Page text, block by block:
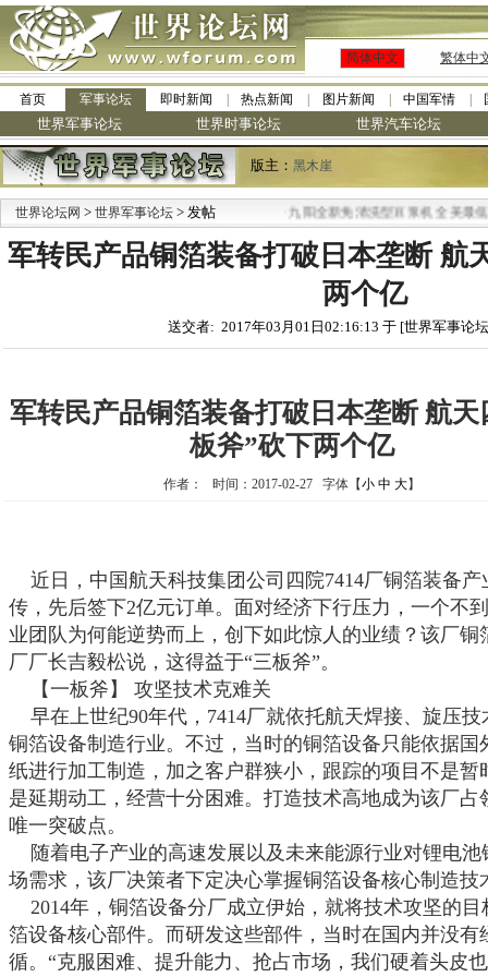
简体中文 繁体中
首页 军事论坛 即时新闻 热点新闻 图片新闻 中国军情
世界军事论坛 世界时事论坛 世界汽车论坛
版主： 黑木崖
世界论坛网 > 世界军事论坛 > 发帖 九阳全新免清洗型豆浆机 全美最低
军转民产品铜箔装备打破日本垄断 航
两个亿
送交者: 2017年03月01日02:16:13 于 [世界军事论
军转民产品铜箔装备打破日本垄断 航天
板斧”砍下两个亿
作者： 时间：2017-02-27 字体【小 中 大】
近日，中国航天科技集团公司四院7414厂铜箔装备产
传，先后签下2亿元订单。面对经济下行压力，一个不到
业团队为何能逆势而上，创下如此惊人的业绩？该厂铜
厂厂长吉毅松说，这得益于“三板斧”。
【一板斧】
攻坚技术克难关
早在上世纪90年代， 7414厂就依托航天焊接、旋压技
铜箔设备制造行业。不过，当时的铜箔设备只能依据国
纸进行加工制造，加之客户群狭小，跟踪的项目不是暂
是延期动工，经营十分困难。打造技术高地成为该厂占
唯一突破点。
随着电子产业的高速发展以及未来能源行业对锂电池
场需求，该厂决策者下定决心掌握铜箔设备核心制造技
2014年，铜箔设备分厂成立伊始，就将技术攻坚的目
箔设备核心部件。而研发这些部件，当时在国内并没有
循。“克服困难、提升能力、抢占市场，我们硬着头皮